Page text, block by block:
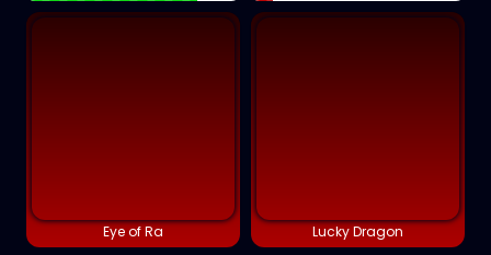
Eye of Ra Lucky Dragon